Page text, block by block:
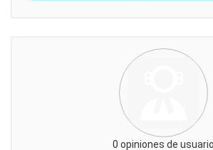
0 opiniones de usuario